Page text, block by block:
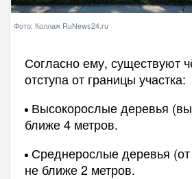
Фото: Коллаж RuNews24.ru
Согласно ему, существуют
отступа от границы участка:
Высокорослые деревья
ближе 4 метров.
Среднерослые деревья
не ближе 2 метров.